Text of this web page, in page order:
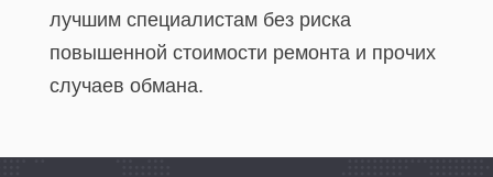
лучшим специалистам без риска
повышенной стоимости ремонта и прочих
случаев обмана.